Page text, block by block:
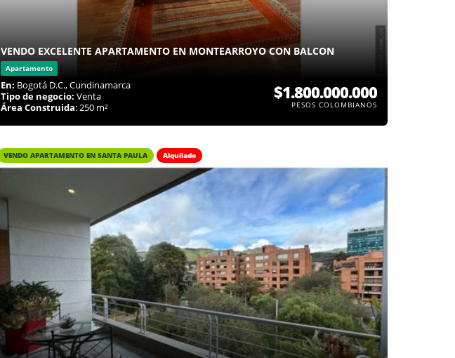
VENDO EXCELENTE APARTAMENTO EN MONTEARROYO CON BALCON
Apartamento
En: Bogotá D.C., Cundinamarca
Tipo de negocio: Venta
Área Construida: 250 m²
$1.800.000.000
PESOS COLOMBIANOS
VENDO APARTAMENTO EN SANTA PAULA Alquilado